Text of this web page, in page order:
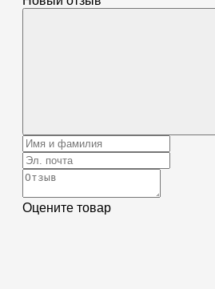
Оцените товар